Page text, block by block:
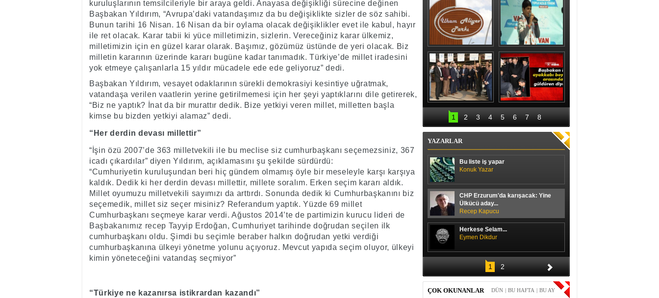
kuruluşlarının temsilcileriyle bir araya geldi. Anayasa değişikliği sürecine değinen
Başbakan Yıldırım, “Avrupa’daki vatandaşımız da bu değişiklikte sizler de söz sahibi.
Bunun tarihi 16 Nisan. 16 Nisan da bir oylama olacak değişiklikler evet ile kabul, hayır
ile ret olacak. Karar tabii ki yüce milletimizin, sizlerin. Vereceğiniz karar ülkemiz,
milletimizin için en güzel karar olarak. Başımız, gözümüz üstünde de yeri olacak. Biz
milletin kararının üzerinde kararı bugüne kadar tanımadık. Türkiye’de millet iradesini
yok etmeye çalışanlarla 15 yıldır mücadele ede ede geliyoruz” dedi.
Başbakan Yıldırım, vesayet odaklarının sürekli demokrasiyi kesintiye uğratmak,
vatandaşa verilen vaatlerin yerine getirilmemesi için her şeyi yaptıklarını dile getirerek,
“Biz ne yaptık? İnat da bir murattır dedik. Bize yetkiyi veren millet, milletten başla
kimse bu bizden yetkiyi alamaz” dedi.
“Her derdin devası millettir”
“İşin özü 2007’de 363 milletvekili ile bu meclise siz cumhurbaşkanı seçemezsiniz, 367
icadı çıkardılar” diyen Yıldırım, açıklamasını şu şekilde sürdürdü:
“Cumhuriyetin kuruluşundan beri hiç gündem olmamış öyle bir meseleyle karşı karşıya
kaldık. Dedik ki her derdin devası millettir, millete soralım. Erken seçim kararı aldık.
Millet oyumuzu milletvekili sayımızı da arttırdı. Sonunda dedik ki Cumhurbaşkanını biz
seçemedik, millet siz seçer misiniz? Referandum yaptık. Yüzde 69 millet
Cumhurbaşkanı seçmeye karar verdi. Ağustos 2014’te de partimizin kurucu lideri de
Başbakanımız recep Tayyip Erdoğan, Cumhuriyet tarihinde doğrudan seçilen ilk
cumhurbaşkanı oldu. Şimdi bu seçimle beraber halkın doğrudan yetki verdiği
cumhurbaşkanına ülkeyi yönetme yolunu açıyoruz. Mevcut yapıda seçim oluyor, ülkeyi
kimin yöneteceğini vatandaş seçmiyor”
“Türkiye ne kazanırsa istikrardan kazandı”
İlham Aliyev Parkı
Törenle Açıldı
Vanlı çocuk gülme
krizine soktu
Bilal Erdoğan hedefi
12’den vurdu
Başbakan ile
ayakkabı boyacısı
arasında güldüren
diyalog
1 2 3 4 5 6 7 8
YAZARLAR
Bu liste iş yapar
Konuk Yazar
CHP Erzurum'da karışacak: Yine
Ülkücü aday...
Recep Kapucu
Herkese Selam...
Eymen Dikdur
Durmuş Duran
1 2
ÇOK OKUNANLAR BU AY
|
BU HAFTA
|
DÜN